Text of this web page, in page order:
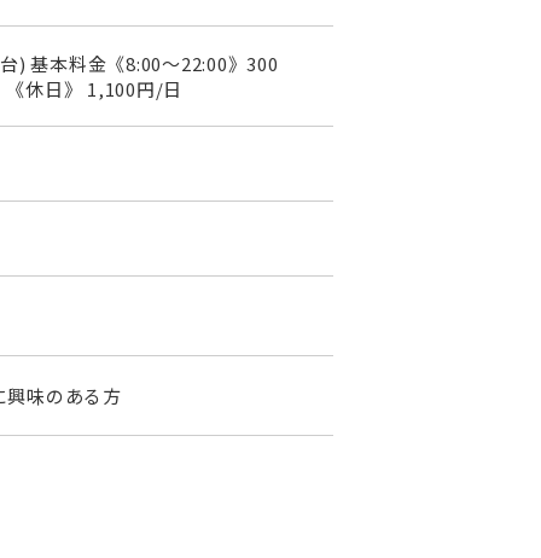
) 基本料金《8:00～22:00》300
休日》 1,100円/日
興味のある方